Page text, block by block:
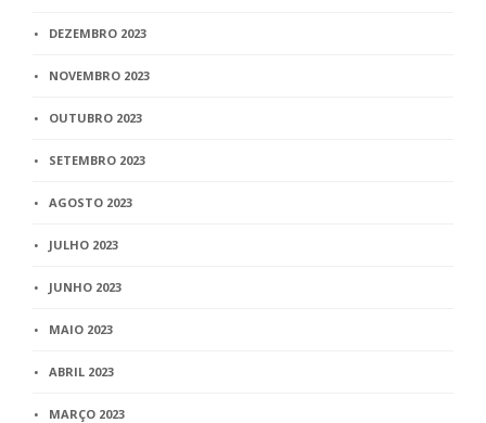
DEZEMBRO 2023
NOVEMBRO 2023
OUTUBRO 2023
SETEMBRO 2023
AGOSTO 2023
JULHO 2023
JUNHO 2023
MAIO 2023
ABRIL 2023
MARÇO 2023